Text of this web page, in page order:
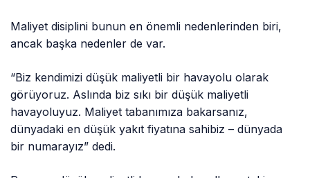
Maliyet disiplini bunun en önemli nedenlerinden biri,
ancak başka nedenler de var.
“Biz kendimizi düşük maliyetli bir havayolu olarak
görüyoruz. Aslında biz sıkı bir düşük maliyetli
havayoluyuz. Maliyet tabanımıza bakarsanız,
dünyadaki en düşük yakıt fiyatına sahibiz – dünyada
bir numarayız” dedi.